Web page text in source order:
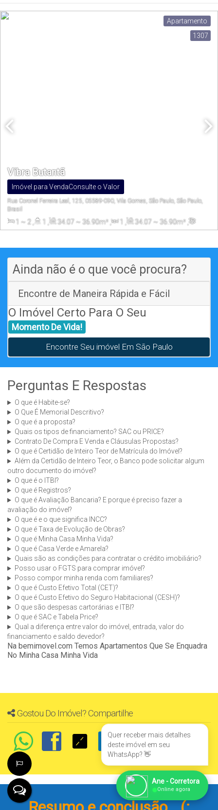
Apartamento
1307
Vibra Butantã
Consulte o Valor
Imóvel para Venda
Rua Coronel Ferreira Leal, 125, 05589-090, Vila Gomes, São Paulo, São Paulo,
Brasil
1 ~ 2 , 1 , 34.07~ 36.90m² , 1 , 34.07~ 36.90m² ,
2515.00m²
Ainda não é o que você procura?
Encontre de Maneira Rápida e Fácil
O Imóvel Certo Para O Seu
Momento De Vida!
Encontre Seu imóvel Em São Paulo
Perguntas E Respostas
O que é Habite-se?
O Que É Memorial Descritivo?
O que é a proposta?
Quais os tipos de financiamento? SAC ou PRICE?
Contrato De Compra E Venda e Cláusulas Propostas?
O que é Certidão de Inteiro Teor de Matrícula do Imóvel?
Além da Certidão de Inteiro Teor, o Banco pode solicitar algum
outro documento do imóvel?
O que é o ITBI?
O que é Registros?
O que é Avaliação Bancaria? E porque é preciso fazer a
avaliação do imóvel?
O que é e o que significa INCC?
O que é Taxa de Evolução de Obras?
O que é Minha Casa Minha Vida?
O que é Casa Verde e Amarela?
Quais são as condições para contratar o crédito imobiliário?
Posso usar o FGTS para comprar imóvel?
Posso compor minha renda com familiares?
O que é Custo Efetivo Total (CET)?
O que é Custo Efetivo do Seguro Habitacional (CESH)?
O que são despesas cartorárias e ITBI?
O que é SAC e Tabela Price?
Qual a diferença entre valor do imóvel, entrada, valor do
financiamento e saldo devedor?
Na bemimovel.com Temos Apartamentos Que Se Enquadra
No Minha Casa Minha Vida
Gostou Do Imóvel? Compartilhe
Quer receber mais detalhes
deste imóvel em seu
WhatsApp? 👋
Ane - Corretora
●Online agora